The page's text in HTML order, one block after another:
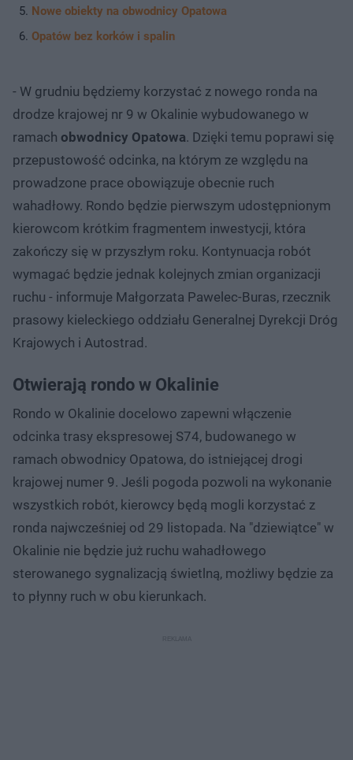
Nowe obiekty na obwodnicy Opatowa
Opatów bez korków i spalin
- W grudniu będziemy korzystać z nowego ronda na
drodze krajowej nr 9 w Okalinie wybudowanego w
ramach obwodnicy Opatowa. Dzięki temu poprawi się
przepustowość odcinka, na którym ze względu na
prowadzone prace obowiązuje obecnie ruch
wahadłowy. Rondo będzie pierwszym udostępnionym
kierowcom krótkim fragmentem inwestycji, która
zakończy się w przyszłym roku. Kontynuacja robót
wymagać będzie jednak kolejnych zmian organizacji
ruchu - informuje Małgorzata Pawelec-Buras, rzecznik
prasowy kieleckiego oddziału Generalnej Dyrekcji Dróg
Krajowych i Autostrad.
Otwierają rondo w Okalinie
Rondo w Okalinie docelowo zapewni włączenie
odcinka trasy ekspresowej S74, budowanego w
ramach obwodnicy Opatowa, do istniejącej drogi
krajowej numer 9. Jeśli pogoda pozwoli na wykonanie
wszystkich robót, kierowcy będą mogli korzystać z
ronda najwcześniej od 29 listopada. Na "dziewiątce" w
Okalinie nie będzie już ruchu wahadłowego
sterowanego sygnalizacją świetlną, możliwy będzie za
to płynny ruch w obu kierunkach.